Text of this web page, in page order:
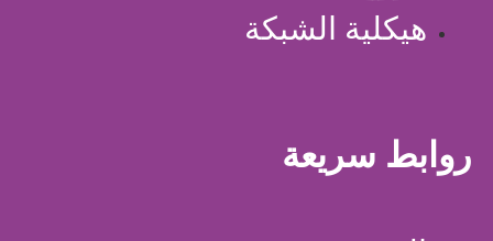
هيكلية الشبكة
روابط سريعة